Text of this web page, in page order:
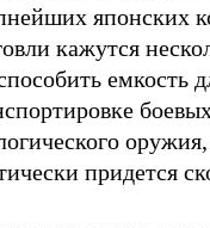
японских
кажутся
емкость
придется